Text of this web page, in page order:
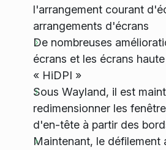
l'arrangement courant
arrangements d'écrans
De nombreuses
écrans et les écrans
« HiDPI »
Sous Wayland, il est
redimensionner les
d'en-tête à partir des
Maintenant, le défilement